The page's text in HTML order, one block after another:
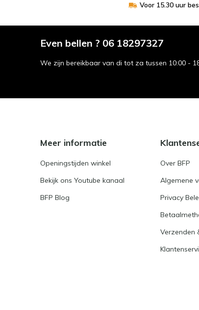
Voor 15.30 uur
Even bellen ? 06 18297327
We zijn bereikbaar van di tot za tussen 10:00 -
Meer informatie
Openingstijden winkel
Bekijk ons Youtube kanaal
BFP Blog
Over BFP
Algemene
Privacy
Verzenden